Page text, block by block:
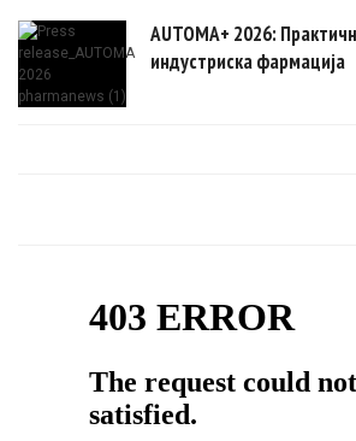
AUTOMA+ 2026:
индустриска фармација